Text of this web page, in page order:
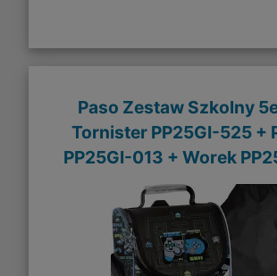
Paso Zestaw Szkolny
Tornister PP25GI-525 +
PP25GI-013 + Worek